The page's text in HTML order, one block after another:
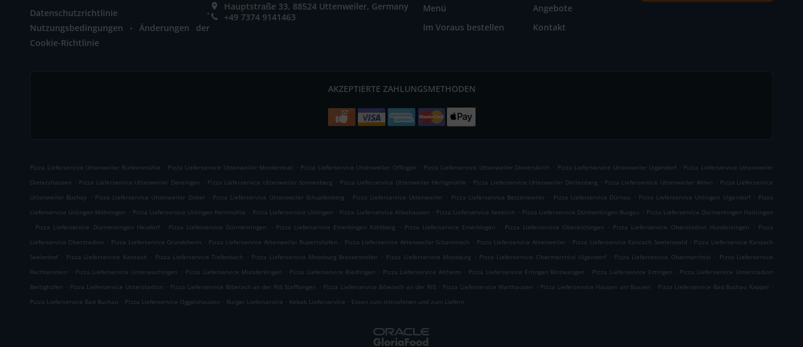
Datenschutzrichtlinie .
Nutzungsbedingungen .
Änderungen der
Cookie-Richtlinie
Hauptstraße 33, 88524 Uttenweiler, Germany
+49 7374 9141463
Menü
Angebote
Im Voraus bestellen
Kontakt
AKZEPTIERTE ZAHLUNGSMETHODEN
Pizza Lieferservice Uttenweiler Runkenmühle . Pizza Lieferservice Uttenweiler Minderreuti . Pizza Lieferservice Uttenweiler Offingen . Pizza Lieferservice Uttenweiler Dieterskirch . Pizza Lieferservice Uttenweiler Uigendorf . Pizza Lieferservice Uttenweiler
Dietershausen . Pizza Lieferservice Uttenweiler Dentingen . Pizza Lieferservice Uttenweiler Sonnenberg . Pizza Lieferservice Uttenweiler Herligmühle . Pizza Lieferservice Uttenweiler Dettenberg . Pizza Lieferservice Uttenweiler Ahlen . Pizza Lieferservice
Uttenweiler Buchay . Pizza Lieferservice Uttenweiler Dobel . Pizza Lieferservice Uttenweiler Schupfenberg . Pizza Lieferservice Uttenweiler . Pizza Lieferservice Betzenweiler . Pizza Lieferservice Dürnau . Pizza Lieferservice Unlingen Uigendorf . Pizza
Lieferservice Unlingen Möhringen . Pizza Lieferservice Unlingen Kernmühle . Pizza Lieferservice Unlingen . Pizza Lieferservice Alleshausen . Pizza Lieferservice Seekirch . Pizza Lieferservice Dürmentingen Burgau . Pizza Lieferservice Dürmentingen Hailtingen
. Pizza Lieferservice Dürmentingen Heudorf . Pizza Lieferservice Dürmentingen . Pizza Lieferservice Emerkingen Köhlberg . Pizza Lieferservice Emerkingen . Pizza Lieferservice Oberelchingen . Pizza Lieferservice Oberstadion Hundersingen . Pizza
Lieferservice Oberstadion . Pizza Lieferservice Grundsheim . Pizza Lieferservice Attenweiler Rupertshofen . Pizza Lieferservice Attenweiler Schammach . Pizza Lieferservice Attenweiler . Pizza Lieferservice Kanzach Seelenwald . Pizza Lieferservice Kanzach
Seelenhof . Pizza Lieferservice Kanzach . Pizza Lieferservice Tiefenbach . Pizza Lieferservice Moosburg Brackenhofen . Pizza Lieferservice Moosburg . Pizza Lieferservice Obermarchtal Uigendorf . Pizza Lieferservice Obermarchtal . Pizza Lieferservice
Rechtenstein . Pizza Lieferservice Unterwachingen . Pizza Lieferservice Munderkingen . Pizza Lieferservice Riedlingen . Pizza Lieferservice Altheim . Pizza Lieferservice Ertingen Binzwangen . Pizza Lieferservice Ertingen . Pizza Lieferservice Unterstadion
Bettighofen . Pizza Lieferservice Unterstadion . Pizza Lieferservice Biberach an der Riß Stafflangen . Pizza Lieferservice Biberach an der Riß . Pizza Lieferservice Warthausen . Pizza Lieferservice Hausen am Bussen . Pizza Lieferservice Bad Buchau Kappel .
Pizza Lieferservice Bad Buchau . Pizza Lieferservice Oggelshausen . Burger Lieferservice . Kebab Lieferservice . Essen zum mitnehmen und zum Liefern